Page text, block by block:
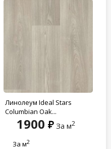
Линолеум Ideal Stars
Columbian Oak...
1900 За м2
За м2